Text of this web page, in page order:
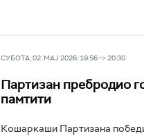
СУБОТА, 02. МАЈ 2026, 19:56 -> 20:30
Партизан пребродио
памтити
Кошаркаши Партизана